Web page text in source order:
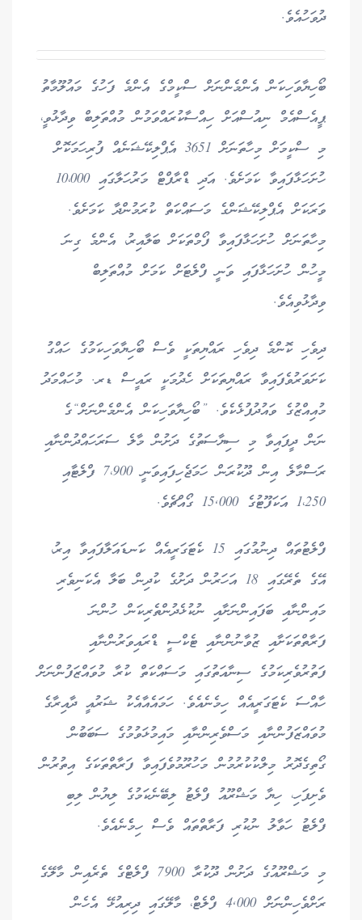
ދުވަހުއެވެ.
ބޯހިޔާވަހިކަން އެންމެންނަށް ސްކީމްގެ އެންމެ ފަހުގެ މައުލޫމާތު
ޕީއެސްއެމް ނިއުސްއަށް ހިއްސާކުރައްވަމުން މުއްތަލިބް ވިދާޅުވީ،
މި ސްކީމަށް މިހާތަނަށް 3651 އެޕްލިކޭޝަނެއް ފުރިހަމަކޮށް
ހުށަހަޅާފައިވާ ކަމަށެވެ. އަދި ޑްރާފްޓް މަރުހަލާގައި 10،000
ވަރަކަށް އެޕްލިކޭޝަންގެ މަސައްކަތް ކުރަމުންދާ ކަމަށެވެ.
މިހާތަނަށް ހުށަހަޅާފައިވާ ފޯމްތަކަށް ބަލާއިރު، އެންމެ ގިނަ
މީހުން ހުށަހަޅާފައި ވަނީ ފްލެޓަށް ކަމަށް މުއްތަލިބް
ވިދާޅުވިއެވެ.
ދިވެހި ކޮންމެ ދިވެހި ރައްޔިތަކީ ވެސް ބޯހިޔާވަހިކަމުގެ ހައްގު
ކަށަވަރުވެފައިވާ ރައްޔިތަކަށް ހެދުމަކީ ރައީސް ޑރ. މުހައްމަދު
މުއިއްޒުގެ ވައުދުފުޅެކެވެ. ”ބޯހިޔާވަހިކަން އެންމެންނަށް“ގެ
ނަން ދީފައިވާ މި ސިޔާސަތުގެ ދަށުން މާލެ ސަރަހައްދުންނާއި
ރަސްމާލެ އިން ދޫކުރަން ހަމަޖެހިފައިވަނީ 7،900 ފްލެޓާއި
1،250 އަކަފޫޓުގެ 15,000 ގޯއްޗެވެ.
ފްލެޓުތައް ދިނުމުގައި 15 ކެޓަގަރީއެއް ކަނޑައަލާފައިވާ އިރު،
އޭގެ ތެރޭގައި 18 އަހަރުން ދަށުގެ ކުދިން ބަލާ އެކަނިވެރި
މައިންނާއި ބަފައިންނަށާއި ނުކުޅެދުންތެރިކަން ހުންނަ
ފަރާތްތަކަށާއި ޒުވާނުންނާއި ޓެކްސީ ޑްރައިވަރުންނާއި
ފަތުރުވެރިކަމުގެ ސިނާއަތުގައި މަސައްކަތް ކުރާ މުވައްޒަފުންނަށް
ހާއްސަ ކެޓަގަރީއެއް ހިމެނެއެވެ. ހަމައެއާއެކު ޝަރުއީ ދާއިރާގެ
މުވައްޒަފުންނާއި މަސްވެރިންނާއި މައިމުޅަވުމުގެ ސަބަބުން
ގޯތިގެދޮރު މިލްކުކުރުމުން މަހުރޫމުވެފައިވާ ފަރާތްތަކަގެ އިތުރުން
ވެށިފަހި، ހިޔާ މަޝްރޫއު ފްލެޓު ލިބޭނެކަމުގެ ލިޔުން ލިބި
ފްލެޓު ހަވާލު ނުކުރި ފަރާތްތައް ވެސް ހިމެެނެއެވެ.
މި މަޝްރޫއުގެ ދަށުން ދޫކުރާ 7900 ފްލެޓްގެ ތެރެއިން މާލޭގެ
ރަށްވެހިންނަށް 4,000 ފްލެޓް، މާލޭގައި ދިރިއުޅޭ އެހެން